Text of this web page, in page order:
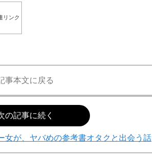
リンク
事本文に戻る
の記事に続く
女が、ヤバめの参考書オタクと出会う話